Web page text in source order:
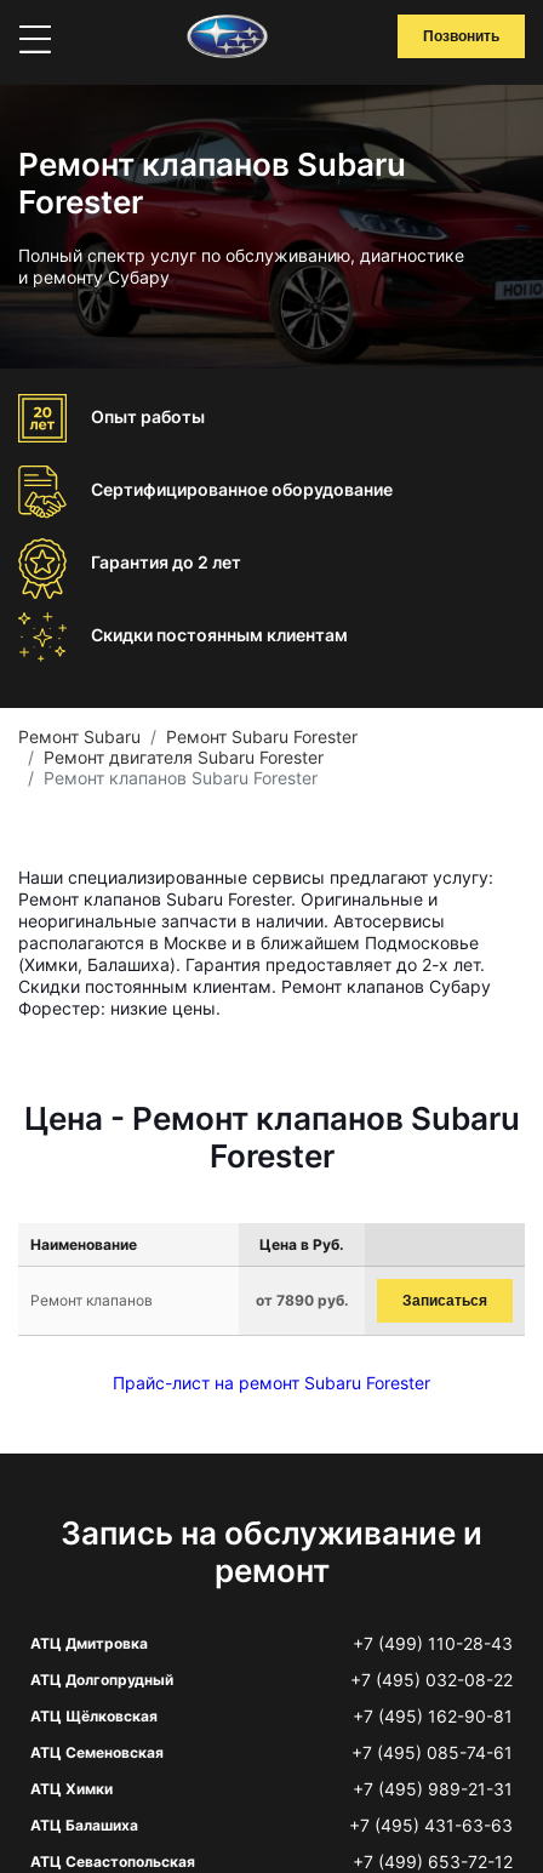
Позвонить
Ремонт клапанов Subaru
Forester
Полный спектр услуг по обслуживанию, диагностике
и ремонту Субару
Опыт работы
Сертифицированноеоборудование
Гарантиядо 2 лет
Скидки постоянным клиентам
Ремонт Subaru
Ремонт Subaru Forester
Ремонт двигателя Subaru Forester
Ремонт клапанов Subaru Forester
Наши специализированные сервисы предлагают услугу:
Ремонт клапанов Subaru Forester. Оригинальные и
неоригинальные запчасти в наличии. Автосервисы
располагаются в Москве и в ближайшем Подмосковье
(Химки, Балашиха). Гарантия предоставляет до 2-х лет.
Скидки постоянным клиентам. Ремонт клапанов Субару
Форестер: низкие цены.
Цена - Ремонт клапанов Subaru
Forester
Наименование Цена в Руб.
Ремонт клапанов от 7890 руб. Записаться
Прайс-лист на ремонт Subaru Forester
Запись на обслуживание и
ремонт
АТЦ Дмитровка +7 (499) 110-28-43
АТЦ Долгопрудный +7 (495) 032-08-22
АТЦ Щёлковская +7 (495) 162-90-81
АТЦ Семеновская +7 (495) 085-74-61
АТЦ Химки +7 (495) 989-21-31
АТЦ Балашиха +7 (495) 431-63-63
АТЦ Севастопольская +7 (499) 653-72-12